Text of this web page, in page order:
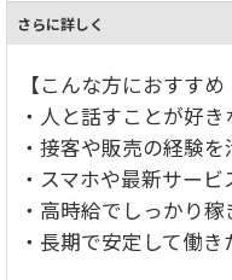
さらに詳しく
【こんな方におすすめ
・人と話すことが好き
・接客や販売の経験
・スマホや最新サー
・高時給でしっかり
・長期で安定して働き